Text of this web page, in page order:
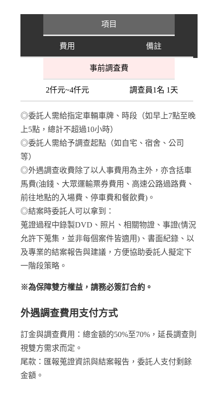
項目
費用 備註
事前調査費
2仟元~4仟元 調查員1名 1天
◎委託人需給指定車輛車牌、時段（如早上7點至晚
上5點，總計不超過10小時）
◎委託人需給予調查起點（如自宅、宿舍、公司
等）
◎外遇調查收費除了以人事費用為主外，亦含括車
馬費(油錢、大眾運輸票券費用、高速公路過路費、
前往地點的入場費、停車費和餐飲費)。
◎結案時委託人可以拿到：
蒐證過程中錄製DVD、照片、相關物證、事證(情況
允許下蒐集，並非每個案件皆適用)、書面紀錄、以
及專業的結案報告與建議，方便協助委託人擬定下
一階段策略。
※為保障雙方權益，請務必簽訂合約。
外遇調查費用支付方式
訂金與調查費用：總金額的50%至70%，延長調查則
視雙方需求而定。
尾款：匯報蒐證資訊與結案報告，委託人支付剩餘
金額。